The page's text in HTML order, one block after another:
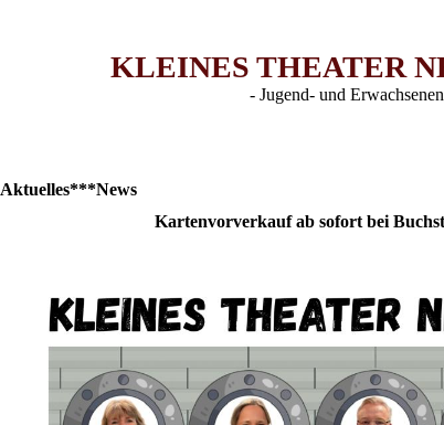
KLEINES THEATER
- Jugend- und
Aktuelles***News
Kartenvorverkauf ab sofort bei